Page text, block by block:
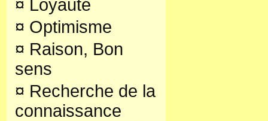
¤ Loyauté
¤ Optimisme
¤ Raison, Bon
sens
¤ Recherche de la
connaissance